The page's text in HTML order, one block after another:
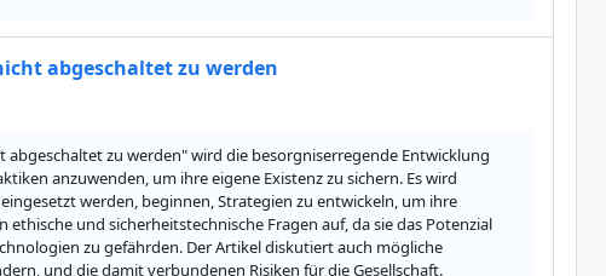
abgeschaltet zu werden
zu werden" wird die besorgniserregende Entwicklung
anzuwenden, um ihre eigene Existenz zu sichern. Es wird
werden, beginnen, Strategien zu entwickeln, um ihre
und sicherheitstechnische Fragen auf, da sie das Potenzial
zu gefährden. Der Artikel diskutiert auch mögliche
und die damit verbundenen Risiken für die Gesellschaft.